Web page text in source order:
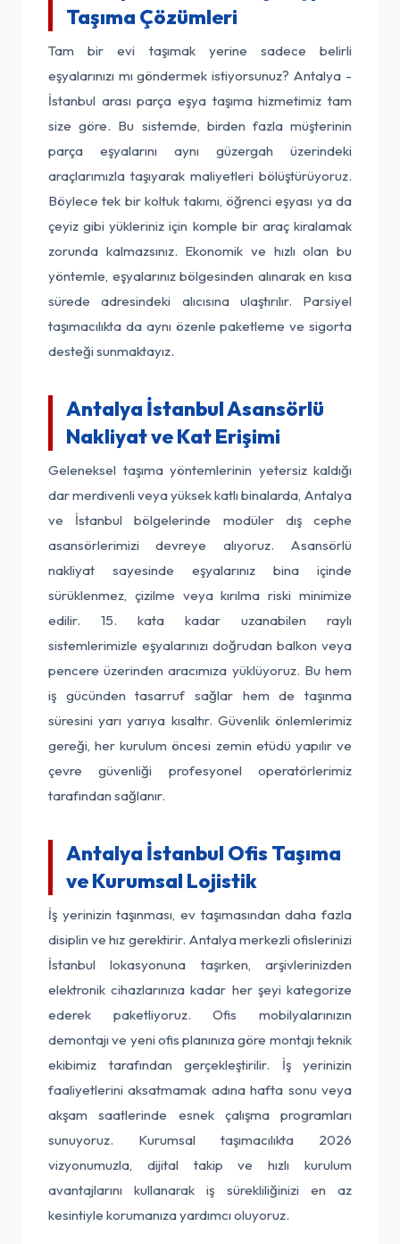
Taşıma Çözümleri
Tam bir evi taşımak yerine sadece belirli
eşyalarınızı mı göndermek istiyorsunuz? Antalya -
İstanbul arası parça eşya taşıma hizmetimiz tam
size göre. Bu sistemde, birden fazla müşterinin
parça eşyalarını aynı güzergah üzerindeki
araçlarımızla taşıyarak maliyetleri bölüştürüyoruz.
Böylece tek bir koltuk takımı, öğrenci eşyası ya da
çeyiz gibi yükleriniz için komple bir araç kiralamak
zorunda kalmazsınız. Ekonomik ve hızlı olan bu
yöntemle, eşyalarınız bölgesinden alınarak en kısa
sürede adresindeki alıcısına ulaştırılır. Parsiyel
taşımacılıkta da aynı özenle paketleme ve sigorta
desteği sunmaktayız.
Antalya İstanbul Asansörlü
Nakliyat ve Kat Erişimi
Geleneksel taşıma yöntemlerinin yetersiz kaldığı
dar merdivenli veya yüksek katlı binalarda, Antalya
ve İstanbul bölgelerinde modüler dış cephe
asansörlerimizi devreye alıyoruz. Asansörlü
nakliyat sayesinde eşyalarınız bina içinde
sürüklenmez, çizilme veya kırılma riski minimize
edilir. 15. kata kadar uzanabilen raylı
sistemlerimizle eşyalarınızı doğrudan balkon veya
pencere üzerinden aracımıza yüklüyoruz. Bu hem
iş gücünden tasarruf sağlar hem de taşınma
süresini yarı yarıya kısaltır. Güvenlik önlemlerimiz
gereği, her kurulum öncesi zemin etüdü yapılır ve
çevre güvenliği profesyonel operatörlerimiz
tarafından sağlanır.
Antalya İstanbul Ofis Taşıma
ve Kurumsal Lojistik
İş yerinizin taşınması, ev taşımasından daha fazla
disiplin ve hız gerektirir. Antalya merkezli ofislerinizi
İstanbul lokasyonuna taşırken, arşivlerinizden
elektronik cihazlarınıza kadar her şeyi kategorize
ederek paketliyoruz. Ofis mobilyalarınızın
demontajı ve yeni ofis planınıza göre montajı teknik
ekibimiz tarafından gerçekleştirilir. İş yerinizin
faaliyetlerini aksatmamak adına hafta sonu veya
akşam saatlerinde esnek çalışma programları
sunuyoruz. Kurumsal taşımacılıkta 2026
vizyonumuzla, dijital takip ve hızlı kurulum
avantajlarını kullanarak iş sürekliliğinizi en az
kesintiyle korumanıza yardımcı oluyoruz.